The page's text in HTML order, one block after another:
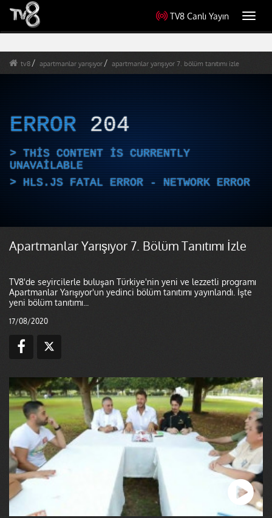
TV8 Canlı Yayın
tv8 apartmanlar yarışıyor apartmanlar yarışıyor 7. bölüm tanıtımı izle
ERROR 204
THIS CONTENT IS CURRENTLY
UNAVAILABLE
HLS.JS FATAL ERROR - NETWORK ERROR
Apartmanlar Yarışıyor 7. Bölüm Tanıtımı İzle
TV8'de seyircilerle buluşan Türkiye'nin yeni ve lezzetli programı
Apartmanlar Yarışıyor'un yedinci bölüm tanıtımı yayınlandı. İşte
yeni bölüm tanıtımı...
17/08/2020